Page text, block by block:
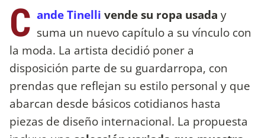
C ande Tinelli vende su ropa usada y
suma un nuevo capítulo a su vínculo con
la moda. La artista decidió poner a
disposición parte de su guardarropa, con
prendas que reflejan su estilo personal y que
abarcan desde básicos cotidianos hasta
piezas de diseño internacional. La propuesta